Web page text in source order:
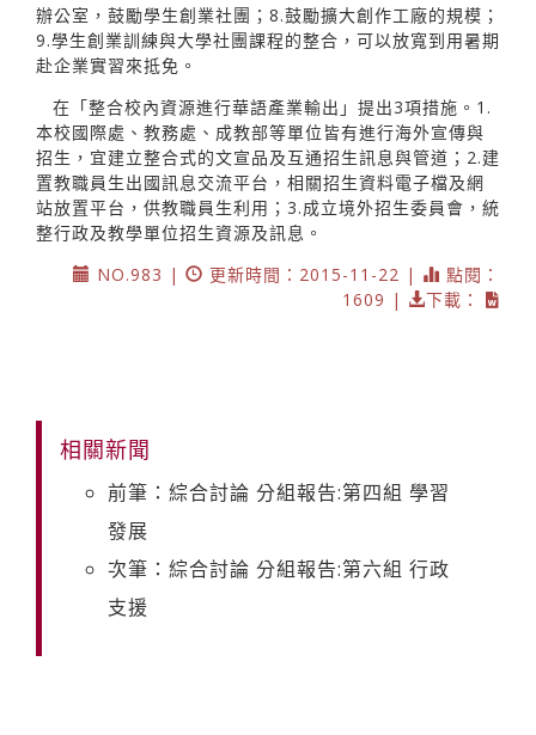
辦公室，鼓勵學生創業社團；8.鼓勵擴大創作工廠的規模；
9.學生創業訓練與大學社團課程的整合，可以放寬到用暑期
赴企業實習來抵免。
在「整合校內資源進行華語產業輸出」提出3項措施。1.
本校國際處、教務處、成教部等單位皆有進行海外宣傳與
招生，宜建立整合式的文宣品及互通招生訊息與管道；2.建
置教職員生出國訊息交流平台，相關招生資料電子檔及網
站放置平台，供教職員生利用；3.成立境外招生委員會，統
整行政及教學單位招生資源及訊息。
NO.983 |
更新時間：2015-11-22 |
點閱：
1609 |
下載：
相關新聞
前筆：綜合討論 分組報告:第四組 學習
發展
次筆：綜合討論 分組報告:第六組 行政
支援